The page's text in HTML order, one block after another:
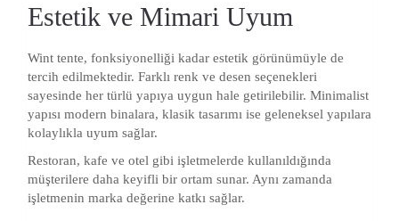
Estetik ve Mimari Uyum
Wint tente, fonksiyonelliği kadar estetik görünümüyle de
tercih edilmektedir. Farklı renk ve desen seçenekleri
sayesinde her türlü yapıya uygun hale getirilebilir. Minimalist
yapısı modern binalara, klasik tasarımı ise geleneksel yapılara
kolaylıkla uyum sağlar.
Restoran, kafe ve otel gibi işletmelerde kullanıldığında
müşterilere daha keyifli bir ortam sunar. Aynı zamanda
işletmenin marka değerine katkı sağlar.